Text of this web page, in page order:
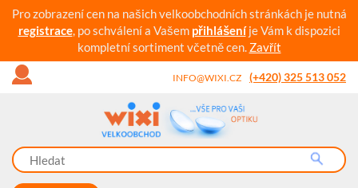
Pro zobrazení cen na našich velkoobchodních stránkách je nutná
registrace, po schválení a Vašem přihlášeníje Vám k dispozici
kompletní sortiment včetně cen. Zavřít
INFO@WIXI.CZ (+420) 325 513 052